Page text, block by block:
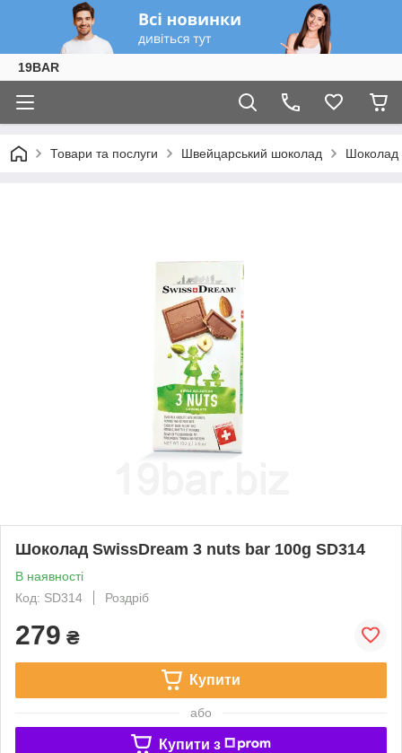
19BAR
Товари та послуги Швейцарський шоколад Шоколад
Шоколад SwissDream 3 nuts bar 100g SD314
В наявності
Код: SD314
Роздріб
279 ₴
Купити
або
Купити з